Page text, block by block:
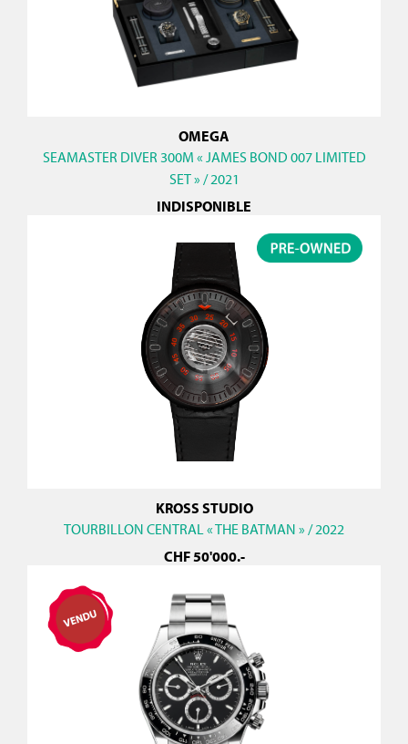
OMEGA
SEAMASTER DIVER 300M « JAMES BOND 007 LIMITED
SET » / 2021
INDISPONIBLE
KROSS STUDIO
TOURBILLON CENTRAL « THE BATMAN » / 2022
CHF50'000.-